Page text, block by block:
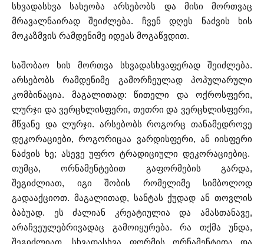
სხვადასხვა სახეობა არსებობს და მისი მორთვაც
მრავალნაირად შეიძლება. ჩვენ დღეს ნაძვის ხის
მოკაზმვის რამდენიმე იდეას მოგაწვდით.
საშობაო ხის მორთვა სხვადასხვაფერად შეიძლება.
არსებობს რამდენიმე გამორჩეულად პოპულარული
კომბინაცია. მაგალითად: წითელი და ოქროსფერი,
ლურჯი და ვერცხლისფერი, თეთრი და ვერცხლისფერი,
მწვანე და ლურჯი. არსებობს როგორც თანამედროვე
დეკორაციები, როგორიცაა ვარდისფერი, ან იისფერი
ნაძვის ხე; ასევე უფრო ტრადიციული დეკორაციებიც.
თუმცა, ორნამენტებით გაფორმების გარდა,
შეგიძლიათ, იგი შობის რომელიმე სიმბოლოდ
გადააქციოთ. მაგალითად, სანტას ქუდად ან თოვლის
ბაბუად. ეს ძალიან კრეატიულია და ამასთანავე,
არაჩვეულებრივადაც გამოიყურება. რა თქმა უნდა,